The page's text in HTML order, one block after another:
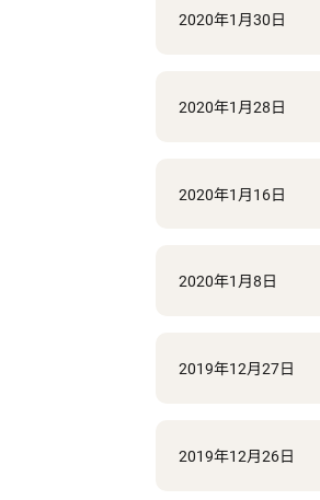
2020年1月30日
2020年1月28日
2020年1月16日
2020年1月8日
2019年12月27日
2019年12月26日